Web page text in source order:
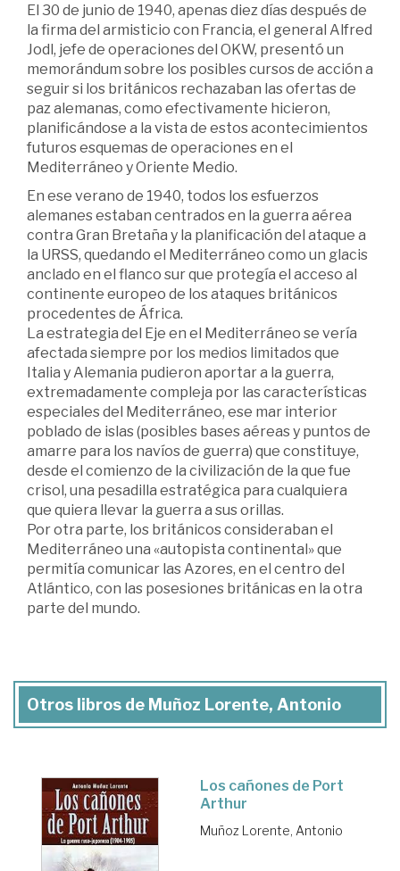
El 30 de junio de 1940, apenas diez días después de
la firma del armisticio con Francia, el general Alfred
Jodl, jefe de operaciones del OKW, presentó un
memorándum sobre los posibles cursos de acción a
seguir si los británicos rechazaban las ofertas de
paz alemanas, como efectivamente hicieron,
planificándose a la vista de estos acontecimientos
futuros esquemas de operaciones en el
Mediterráneo y Oriente Medio.
En ese verano de 1940, todos los esfuerzos
alemanes estaban centrados en la guerra aérea
contra Gran Bretaña y la planificación del ataque a
la URSS, quedando el Mediterráneo como un glacis
anclado en el flanco sur que protegía el acceso al
continente europeo de los ataques británicos
procedentes de África.
La estrategia del Eje en el Mediterráneo se vería
afectada siempre por los medios limitados que
Italia y Alemania pudieron aportar a la guerra,
extremadamente compleja por las características
especiales del Mediterráneo, ese mar interior
poblado de islas (posibles bases aéreas y puntos de
amarre para los navíos de guerra) que constituye,
desde el comienzo de la civilización de la que fue
crisol, una pesadilla estratégica para cualquiera
que quiera llevar la guerra a sus orillas.
Por otra parte, los británicos consideraban el
Mediterráneo una «autopista continental» que
permitía comunicar las Azores, en el centro del
Atlántico, con las posesiones británicas en la otra
parte del mundo.
Otros libros de Muñoz Lorente, Antonio
Los cañones de Port
Arthur
Muñoz Lorente, Antonio